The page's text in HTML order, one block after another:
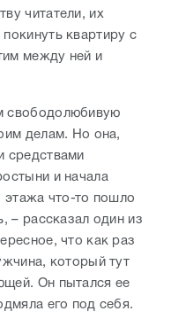
читатели, их
квартиру с
между ней и
свободолюбивую
делам. Но она,
средствами
и начала
этажа что-то пошло
– рассказал один из
что как раз
который тут
Он пытался ее
его под себя.